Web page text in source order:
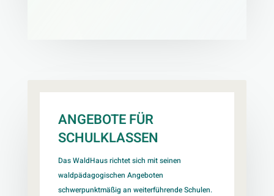
ANGEBOTE FÜR
SCHULKLASSEN
Das WaldHaus richtet sich mit seinen
waldpädagogischen Angeboten
schwerpunktmäßig an weiterführende Schulen.